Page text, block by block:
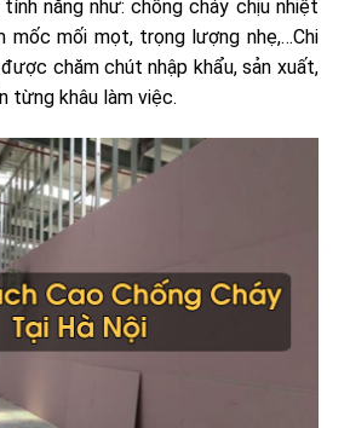
năng như: chống cháy chịu nhiệt
mốc mối mọt, trọng lượng nhẹ,…Chi
chăm chút nhập khẩu, sản xuất,
từng khâu làm việc.